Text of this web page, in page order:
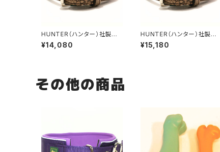
HUNTER（ハンター）社製
犬用クロコダイルレザー首
輪 55サイズ
¥14,080
HUNTER（ハンター）社製
犬用クロコダイルレザー首
輪 60サイズ
¥15,180
その他の商品